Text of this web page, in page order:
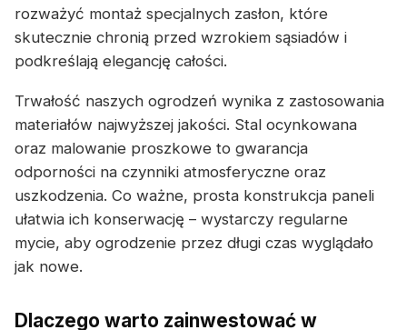
rozważyć montaż specjalnych zasłon, które
skutecznie chronią przed wzrokiem sąsiadów i
podkreślają elegancję całości.
Trwałość naszych ogrodzeń wynika z zastosowania
materiałów najwyższej jakości. Stal ocynkowana
oraz malowanie proszkowe to gwarancja
odporności na czynniki atmosferyczne oraz
uszkodzenia. Co ważne, prosta konstrukcja paneli
ułatwia ich konserwację – wystarczy regularne
mycie, aby ogrodzenie przez długi czas wyglądało
jak nowe.
Dlaczego warto zainwestować w